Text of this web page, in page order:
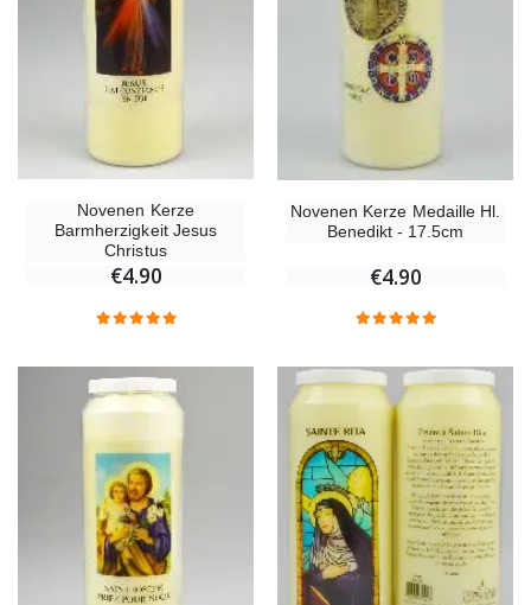
Novenen Kerze
Barmherzigkeit Jesus
Christus
€4.90
Novenen Kerze Medaille Hl.
Benedikt - 17.5cm
€4.90